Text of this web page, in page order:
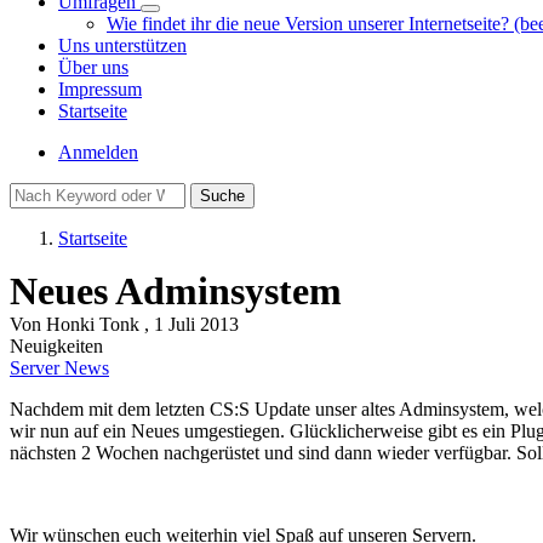
Unternavigation
von
Umfragen
Wie findet ihr die neue Version unserer Internetseite?
Uns unterstützen
Über uns
Impressum
Startseite
Benutzermenü
Anmelden
Suche
Startseite
Neues Adminsystem
Von Honki Tonk , 1 Juli 2013
Neuigkeiten
Server News
Nachdem mit dem letzten CS:S Update unser altes Adminsystem,
wir nun auf ein Neues umgestiegen. Glücklicherweise gibt es ein
nächsten 2 Wochen nachgerüstet und sind dann wieder verfügbar.
Wir wünschen euch weiterhin viel Spaß auf unseren Servern.